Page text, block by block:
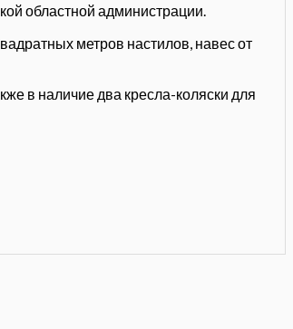
областной администрации.
метров настилов, навес от
в наличие два кресла-коляски для